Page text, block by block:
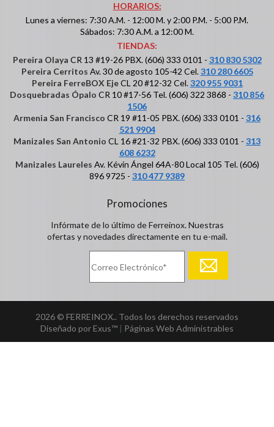
HORARIOS:
Lunes a viernes: 7:30 A.M. - 12:00 M. y 2:00 P.M. - 5:00 P.M.
Sábados: 7:30 A.M. a 12:00 M.
TIENDAS:
Pereira Olaya CR 13 #19-26 PBX. (606) 333 0101 - 310 830 5302
Pereira Cerritos Av. 30 de agosto 105-42 Cel.310 280 6605
Pereira FerreBOX EjeCL 20 #12-32 Cel.320 955 9031
Dosquebradas Ópalo CR 10 #17-56 Tel. (606) 322 3868 - 310 856
1506
Armenia San Francisco CR 19 #11-05 PBX. (606) 333 0101 - 316
521 9904
Manizales San Antonio CL 16 #21-32 PBX. (606) 333 0101 - 313
608 6232
Manizales Laureles Av. Kévin Ángel 64A-80 Local 105 Tel. (606)
896 9725 - 310 477 9389
Promociones
Infórmate de lo último de Ferreinox. Nuestras
ofertas y novedades directamente en tu e-mail.
2026 © FERREINOX.. Todos los derechos reservados
Diseñado por Exus™ | Páginas Web Administrables